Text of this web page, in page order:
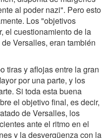
al poder nazi". Pero esto
Los "objetivos
el cuestionamiento de la
Versalles, eran también
tiras y aflojas entre la gran
por una parte, y los
Si toda esta buena
el objetivo final, es decir,
de Versalles, los
ante el ritmo en el
y la desvergüenza con la